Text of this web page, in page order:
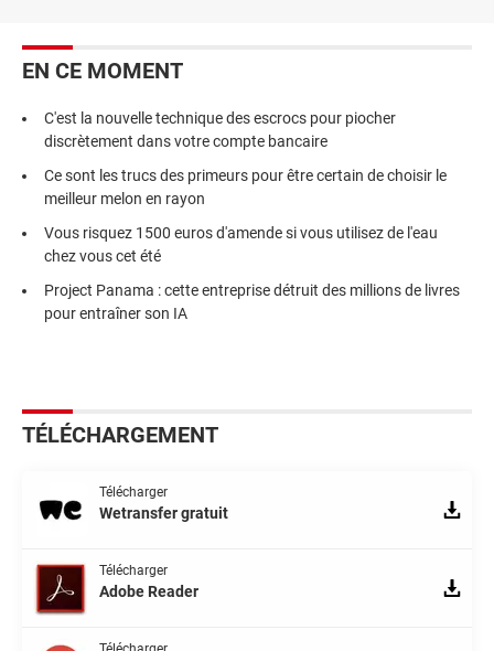
EN CE MOMENT
C'est la nouvelle technique des escrocs pour piocher
discrètement dans votre compte bancaire
Ce sont les trucs des primeurs pour être certain de choisir le
meilleur melon en rayon
Vous risquez 1500 euros d'amende si vous utilisez de l'eau
chez vous cet été
Project Panama : cette entreprise détruit des millions de livres
pour entraîner son IA
TÉLÉCHARGEMENT
Télécharger
Wetransfer gratuit
Télécharger
Adobe Reader